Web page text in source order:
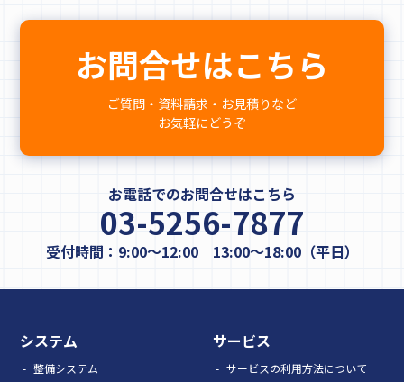
お問合せはこちら
ご質問・資料請求・お見積りなど
お気軽にどうぞ
お電話でのお問合せはこちら
03-5256-7877
受付時間：9:00～12:00 13:00～18:00（平日）
システム
整備システム
サービス
サービスの利用方法について